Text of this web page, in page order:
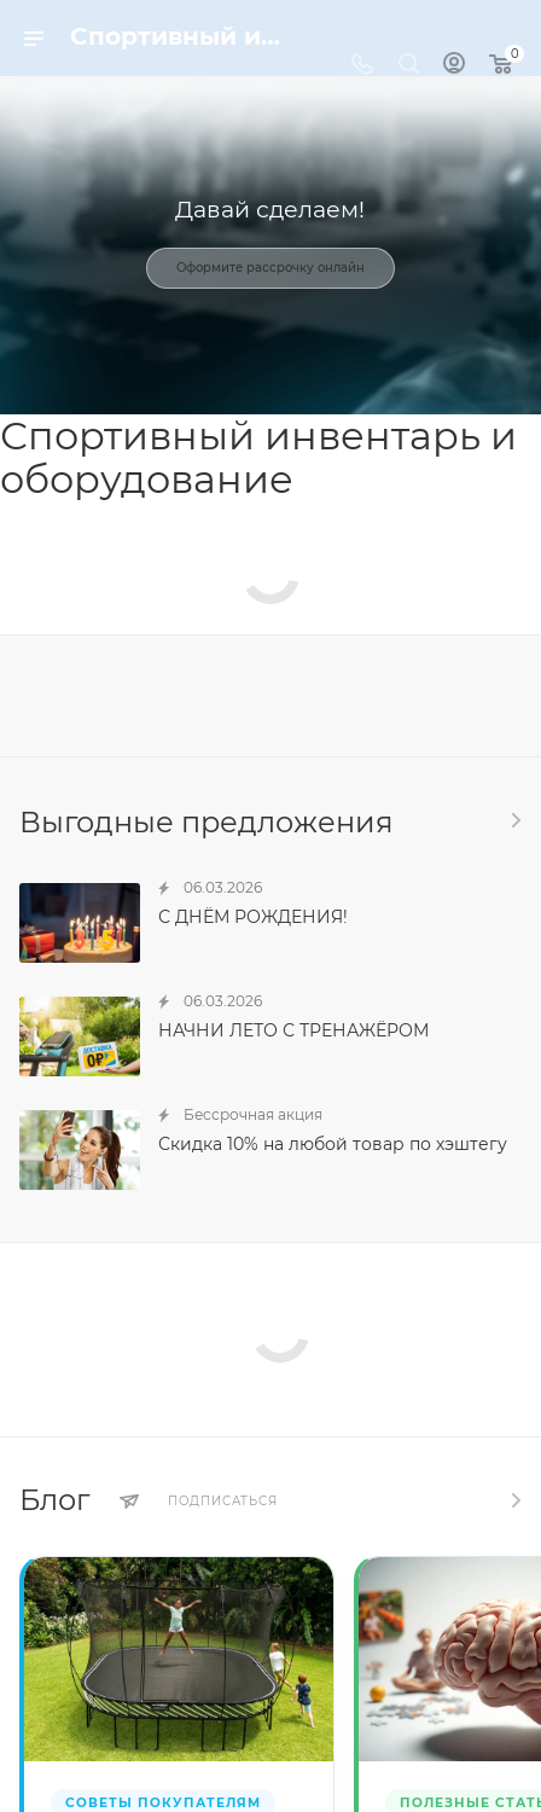
Спортивный инвентарь и оборудование для спорта в Москве | Dynamic-Sport
0
Давай сделаем!
Оформите рассрочку онлайн
Спортивный инвентарь и
оборудование
Выгодные предложения
06.03.2026
С ДНЁМ РОЖДЕНИЯ!
06.03.2026
НАЧНИ ЛЕТО С ТРЕНАЖЁРОМ
Бессрочная акция
Скидка 10% на любой товар по хэштегу
Блог ПОДПИСАТЬСЯ
СОВЕТЫ ПОКУПАТЕЛЯМ ПОЛЕЗНЫЕ